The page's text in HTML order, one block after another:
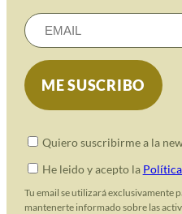
Quiero suscribirme a la
He leido y acepto la
Tu email se utilizará exclusivamente
mantenerte informado sobre las